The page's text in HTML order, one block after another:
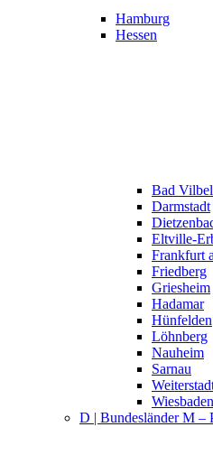
Hamburg
Hessen
Bad Vilbel
Darmstadt
Eltville-
Frankfurt
Friedberg
Griesheim
Hadamar
Hünfelden
Löhnberg
Nauheim
Sarnau
Wiesbaden
D | Bundesländer M –